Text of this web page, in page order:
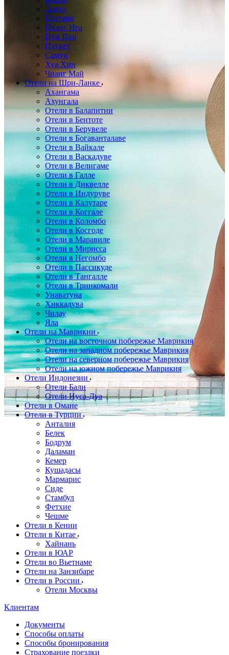
Ланта
Паттайя
Пханг Нга
Пхи Пхи
Пхукет
Самуи
Хуа Хин
Чианг Май
Отели на Шри-Ланке
Ахангама
Ахунгала
Отели в Балапитии
Отели в Бентоте
Отели в Берувеле
Отели в Богаванталаве
Отели в Вайкале
Отели в Васкадуве
Отели в Велигаме
Отели в Галле
Отели в Диквелле
Отели в Индуруве
Отели в Калутаре
Отели в Коггале
Отели в Коломбо
Отели в Косгоде
Отели в Маравиле
Отели в Мирисса
Отели в Негомбо
Отели в Пассикуде
Отели в Тангалле
Отели в Тринкомали
Унаватуна
Хиккадува
Чилау
Яла
Отели на Маврикии
Отели на восточном побережье Маврикия
Отели на западном побережье Маврикия
Отели на северном побережье Маврикия
Отели на южном побережье Маврикия
Отели Индонезии
Отели Бали
Отели Нуса-Дуа
Отели в Омане
Отели в Турции
Анталия
Белек
Бодрум
Даламан
Кемер
Кушадасы
Мармарис
Сиде
Стамбул
Фетхие
Чешме
Отели в Кении
Отели в Китае
Хайнань
Отели в ЮАР
Отели во Вьетнаме
Отели на Занзибаре
Отели в России
Отели Москвы
Клиентам
Документы
Способы оплаты
Способы бронирования
Страхование поездки